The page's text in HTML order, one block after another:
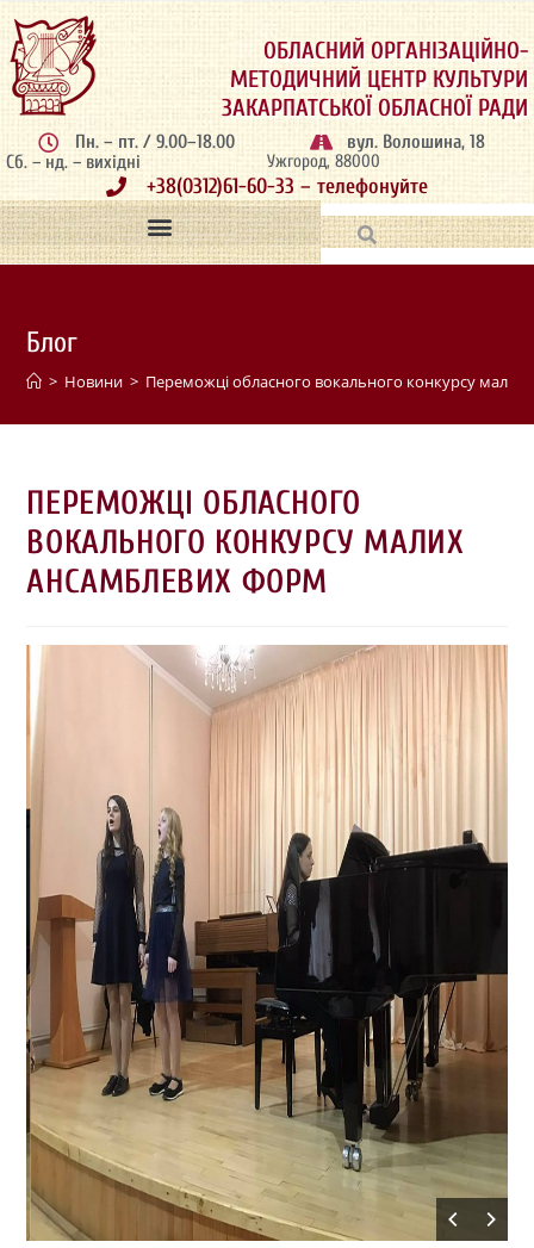
ОБЛАСНИЙ ОРГАНІЗАЦІЙНО-
МЕТОДИЧНИЙ ЦЕНТР КУЛЬТУРИ
ЗАКАРПАТСЬКОЇ ОБЛАСНОЇ РАДИ
Пн. – пт. / 9.00–18.00
Сб. – нд. – вихідні
вул. Волошина, 18
Ужгород, 88000
+38(0312)61-60-33 – телефонуйте
Блог
> Новини > Переможці обласного вокального конкурсу
ПЕРЕМОЖЦІ ОБЛАСНОГО
ВОКАЛЬНОГО КОНКУРСУ МАЛИХ
АНСАМБЛЕВИХ ФОРМ